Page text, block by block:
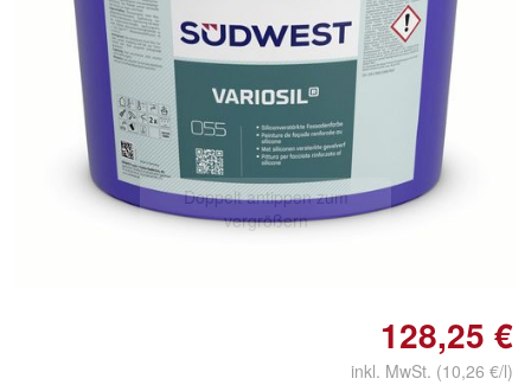
Doppelt antippen zum
vergrößern
128,25 €
inkl. MwSt. (10,26 €/l)